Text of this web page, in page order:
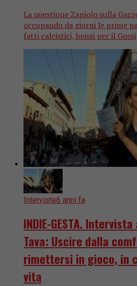
La questione Zaniolo sulla
occupando da giorni le prime
fatti calcistici, bensì per il
Interviste6 anni fa
INDIE-GESTA.
Tava: Uscire dalla
rimettersi in gioco, in
vita